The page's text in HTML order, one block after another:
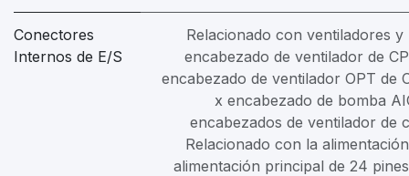
Conectores
Internos de E/S
Relacionado con ventiladores
encabezado de ventilador de
encabezado de ventilador OPT de
x encabezado de bomba
encabezados de ventilador de
Relacionado con la
alimentación principal de 24